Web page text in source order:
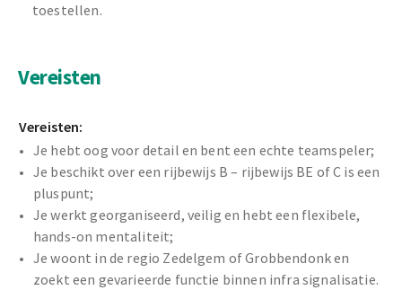
toestellen.
Vereisten
Vereisten:
Je hebt oog voor detail en bent een echte teamspeler;
Je beschikt over een rijbewijs B – rijbewijs BE of C is een
pluspunt;
Je werkt georganiseerd, veilig en hebt een flexibele,
hands-on mentaliteit;
Je woont in de regio Zedelgem of Grobbendonk en
zoekt een gevarieerde functie binnen infra signalisatie.